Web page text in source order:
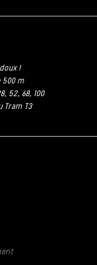
!
500 m
52, 68, 100
Tram T3